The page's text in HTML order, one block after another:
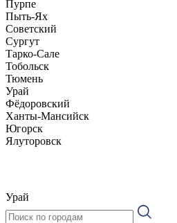
Пурпе
Пыть-Ях
Советский
Сургут
Тарко-Сале
Тобольск
Тюмень
Урай
Фёдоровский
Ханты-Мансийск
Югорск
Ялуторовск
Урай